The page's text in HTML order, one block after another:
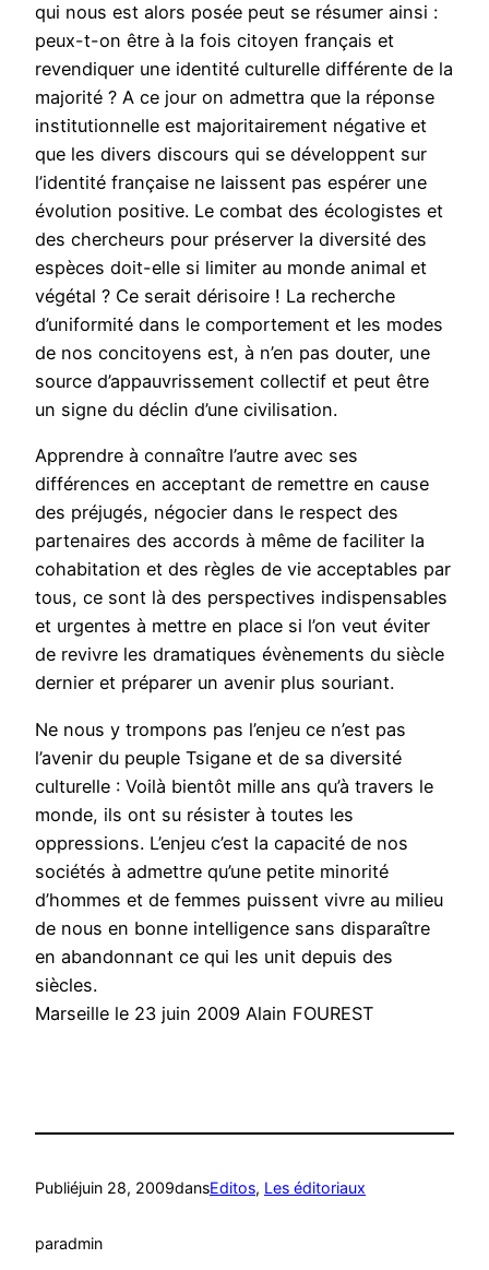
qui nous est alors posée peut se résumer ainsi :
peux-t-on être à la fois citoyen français et
revendiquer une identité culturelle différente de la
majorité ? A ce jour on admettra que la réponse
institutionnelle est majoritairement négative et
que les divers discours qui se développent sur
l’identité française ne laissent pas espérer une
évolution positive. Le combat des écologistes et
des chercheurs pour préserver la diversité des
espèces doit-elle si limiter au monde animal et
végétal ? Ce serait dérisoire ! La recherche
d’uniformité dans le comportement et les modes
de nos concitoyens est, à n’en pas douter, une
source d’appauvrissement collectif et peut être
un signe du déclin d’une civilisation.
Apprendre à connaître l’autre avec ses
différences en acceptant de remettre en cause
des préjugés, négocier dans le respect des
partenaires des accords à même de faciliter la
cohabitation et des règles de vie acceptables par
tous, ce sont là des perspectives indispensables
et urgentes à mettre en place si l’on veut éviter
de revivre les dramatiques évènements du siècle
dernier et préparer un avenir plus souriant.
Ne nous y trompons pas l’enjeu ce n’est pas
l’avenir du peuple Tsigane et de sa diversité
culturelle : Voilà bientôt mille ans qu’à travers le
monde, ils ont su résister à toutes les
oppressions. L’enjeu c’est la capacité de nos
sociétés à admettre qu’une petite minorité
d’hommes et de femmes puissent vivre au milieu
de nous en bonne intelligence sans disparaître
en abandonnant ce qui les unit depuis des
siècles.
Marseille le 23 juin 2009 Alain FOUREST
Publiéjuin 28, 2009dansEditos, Les éditoriaux
paradmin